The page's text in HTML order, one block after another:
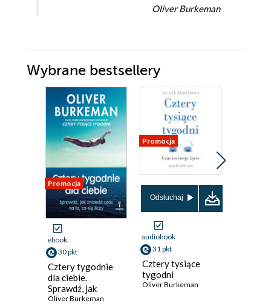
Oliver Burkeman
Wybrane bestsellery
Promocja
ebook
30 pkt
Cztery tygodnie
dla ciebie.
Sprawdź, jak
znaleźć czas na to,
Oliver Burkeman
Promocja
Odsłuchaj
audiobook
31 pkt
Cztery tysiące
tygodni
Oliver Burkeman